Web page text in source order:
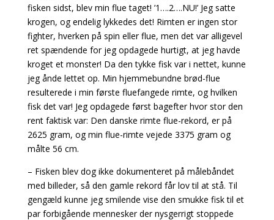
fisken sidst, blev min flue taget! ’1….2….NU!’ Jeg satte
krogen, og endelig lykkedes det! Rimten er ingen stor
fighter, hverken på spin eller flue, men det var alligevel
ret spændende for jeg opdagede hurtigt, at jeg havde
kroget et monster! Da den tykke fisk var i nettet, kunne
jeg ånde lettet op. Min hjemmebundne brød-flue
resulterede i min første fluefangede rimte, og hvilken
fisk det var! Jeg opdagede først bagefter hvor stor den
rent faktisk var: Den danske rimte flue-rekord, er på
2625 gram, og min flue-rimte vejede 3375 gram og
målte 56 cm.
– Fisken blev dog ikke dokumenteret på målebåndet
med billeder, så den gamle rekord får lov til at stå. Til
gengæld kunne jeg smilende vise den smukke fisk til et
par forbigående mennesker der nysgerrigt stoppede